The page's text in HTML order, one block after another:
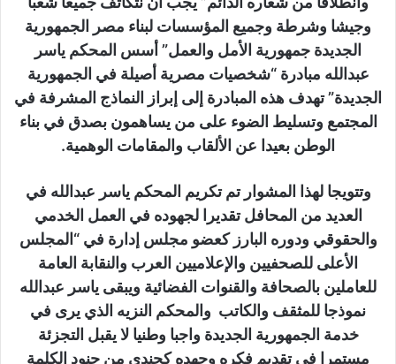
وجيشا وشرطة وجميع المؤسسات لبناء مصر الجمهورية
الجديدة جمهورية الأمل والعمل” أسس المحكم ياسر
عبدالله مبادرة “شخصيات مصرية أصيلة في الجمهورية
الجديدة” تهدف هذه المبادرة إلى إبراز النماذج المشرفة في
المجتمع وتسليط الضوء على من يساهمون بصدق في بناء
الوطن بعيدا عن الألقاب والمقامات الوهمية.
وتتويجا لهذا المشوار تم تكريم المحكم ياسر عبدالله في
العديد من المحافل تقديرا لجهوده في العمل الخدمي
والحقوقي ودوره البارز كعضو مجلس إدارة في “المجلس
الأعلى للصحفيين والإعلاميين العرب والنقابة العامة
للعاملين بالصحافة والقنوات الفضائية ويبقى ياسر عبدالله
نموذجا للمثقف والكاتب والمحكم النزيه الذي يرى في
خدمة الجمهورية الجديدة واجبا وطنيا لا يقبل التجزئة
مستمرا في تقديم فكره وجهده كجندي من جنود الكلمة